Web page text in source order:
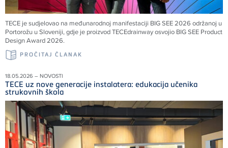
TECE je sudjelovao na međunarodnoj manifestaciji BIG SEE 2026 održanoj u
Portorožu u Sloveniji, gdje je proizvod TECEdrainway osvojio BIG SEE Product
Design Award 2026.
PROČITAJ ČLANAK
18.05.2026 – NOVOSTI
TECE uz nove generacije instalatera: edukacija učenika
strukovnih škola